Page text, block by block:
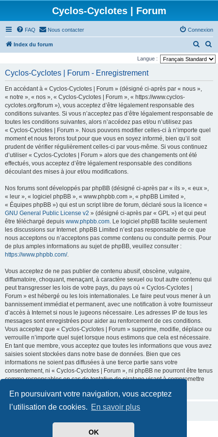
En poursuivant votre navigation, vous acceptez
l’utilisation de cookies. En savoir plus
OK
Cyclos-Cyclotes | Forum
FAQ Nous contacter Connexion
Index du forum
e
e
e
c
r
Langue :
Cyclos-Cyclotes | Forum - Enregistrement
En accédant à « Cyclos-Cyclotes | Forum » (désigné ci-après par « nous »,
« notre », « nos », « Cyclos-Cyclotes | Forum », « https://www.cyclos-
cyclotes.org/forum »), vous acceptez d’être légalement responsable des
conditions suivantes. Si vous n’acceptez pas d’être légalement responsable de
toutes les conditions suivantes, alors n’accédez pas et/ou n’utilisez pas
« Cyclos-Cyclotes | Forum ». Nous pouvons modifier celles-ci à n’importe quel
moment et nous ferons tout pour que vous en soyez informé, bien qu’il soit
prudent de vérifier régulièrement celles-ci par vous-même. Si vous continuez
d’utiliser « Cyclos-Cyclotes | Forum » alors que des changements ont été
effectués, vous acceptez d’être légalement responsable des conditions
découlant des mises à jour et/ou modifications.
Nos forums sont développés par phpBB (désigné ci-après par « ils », « eux »,
« leur », « logiciel phpBB », « www.phpbb.com », « phpBB Limited »,
« Équipes phpBB ») qui est un script libre de forum, déclaré sous la licence «
GNU General Public License v2 » (désigné ci-après par « GPL ») et qui peut
être téléchargé depuis www.phpbb.com. Le logiciel phpBB facilite seulement
les discussions sur Internet. phpBB Limited n’est pas responsable de ce que
nous acceptons ou n’acceptons pas comme contenu ou conduite permis. Pour
de plus amples informations au sujet de phpBB, veuillez consulter :
https://www.phpbb.com/.
Vous acceptez de ne pas publier de contenu abusif, obscène, vulgaire,
diffamatoire, choquant, menaçant, à caractère sexuel ou tout autre contenu qui
peut transgresser les lois de votre pays, du pays où « Cyclos-Cyclotes |
Forum » est hébergé ou les lois internationales. Le faire peut vous mener à un
bannissement immédiat et permanent, avec une notification à votre fournisseur
d’accès à Internet si nous le jugeons nécessaire. Les adresses IP de tous les
messages sont enregistrées pour aider au renforcement de ces conditions.
Vous acceptez que « Cyclos-Cyclotes | Forum » supprime, modifie, déplace ou
verrouille n’importe quel sujet lorsque nous estimons que cela est nécessaire.
En tant que membre, vous acceptez que toutes les informations que vous avez
saisies soient stockées dans notre base de données. Bien que ces
informations ne soient pas diffusées à une tierce partie sans votre
consentement, ni « Cyclos-Cyclotes | Forum », ni phpBB ne pourront être tenus
comme responsables en cas de tentative de piratage visant à compromettre
phpBB ® Forum Software © phpBB Limited